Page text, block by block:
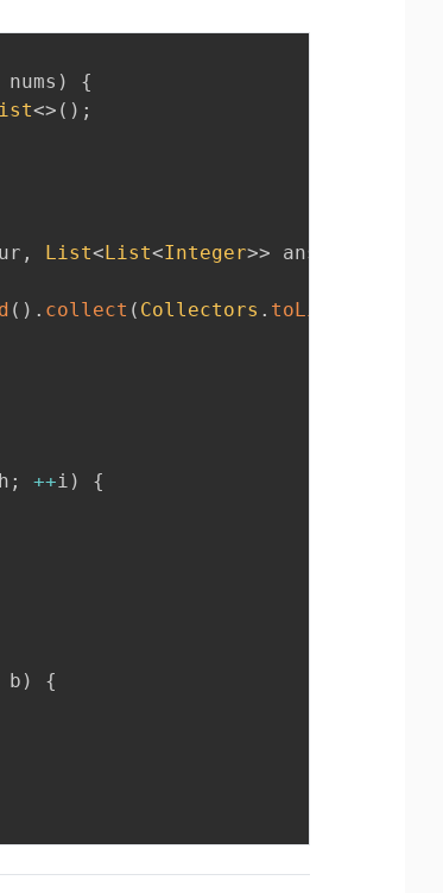
nums )
{
<> ( ) ;
, List< List<Integer>> ans
( ) . collect ( Collectors . toList
; ++i )
{
b )
{